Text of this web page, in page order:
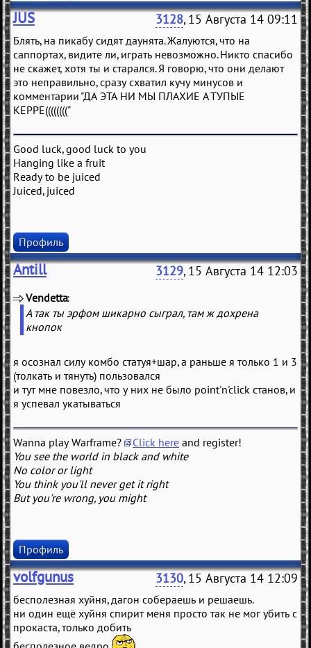
JUS 3128, 15 Августа 14 09:11
Блять, на пикабу сидят даунята. Жалуются, что на
саппортах, видите ли, играть невозможно. Никто спасибо
не скажет, хотя ты и старался. Я говорю, что они делают
это неправильно, сразу схватил кучу минусов и
комментарии "ДА ЭТА НИ МЫ ПЛАХИЕ А ТУПЫЕ
КЕРРЕ(((((((("
Good luck, good luck to you
Hanging like a fruit
Ready to be juiced
Juiced, juiced
Профиль
Antill 3129, 15 Августа 14 12:03
Vendetta
А так ты эрфом шикарно сыграл, там ж дохрена
кнопок
я осознал силу комбо статуя+шар, а раньше я только 1 и 3
(толкать и тянуть) пользовался
и тут мне повезло, что у них не было point'n'click станов, и
я успевал укатываться
Wanna play Warframe? Click here and register!
You see the world in black and white
No color or light
You think you'll never get it right
But you're wrong, you might
Профиль
volfgunus 3130, 15 Августа 14 12:09
бесполезная хуйня, дагон собераешь и решаешь.
ни один ещё хуйня спирит меня просто так не мог убить с
прокаста, только добить